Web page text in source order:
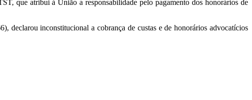
que atribui à União a responsabilidade pelo pagamento dos honorários de
inconstitucional a cobrança de custas e de honorários advocatícios